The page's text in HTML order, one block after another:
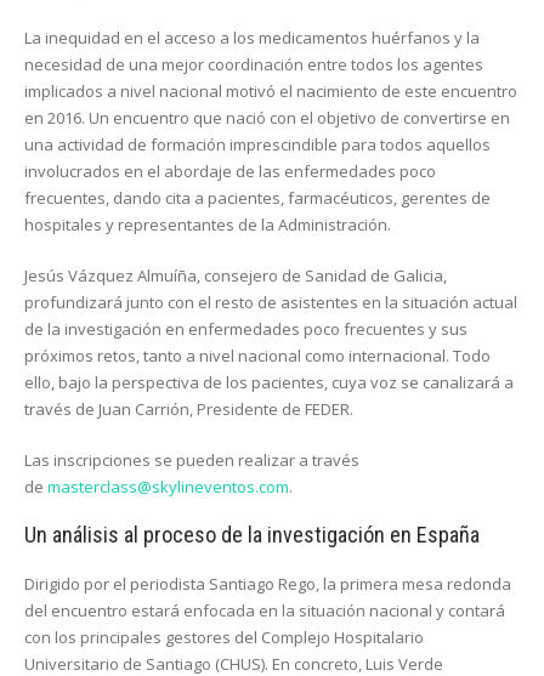
La inequidad en el acceso a los medicamentos huérfanos y la
necesidad de una mejor coordinación entre todos los agentes
implicados a nivel nacional motivó el nacimiento de este encuentro
en 2016. Un encuentro que nació con el objetivo de convertirse en
una actividad de formación imprescindible para todos aquellos
involucrados en el abordaje de las enfermedades poco
frecuentes, dando cita a pacientes, farmacéuticos, gerentes de
hospitales y representantes de la Administración.
Jesús Vázquez Almuíña, consejero de Sanidad de Galicia,
profundizará junto con el resto de asistentes en la situación actual
de la investigación en enfermedades poco frecuentes y sus
próximos retos, tanto a nivel nacional como internacional. Todo
ello, bajo la perspectiva de los pacientes, cuya voz se canalizará a
través de Juan Carrión, Presidente de FEDER.
Las inscripciones se pueden realizar a través
de masterclass@skylineventos.com.
Un análisis al proceso de la investigación en España
Dirigido por el periodista Santiago Rego, la primera mesa redonda
del encuentro estará enfocada en la situación nacional y contará
con los principales gestores del Complejo Hospitalario
Universitario de Santiago (CHUS). En concreto, Luis Verde